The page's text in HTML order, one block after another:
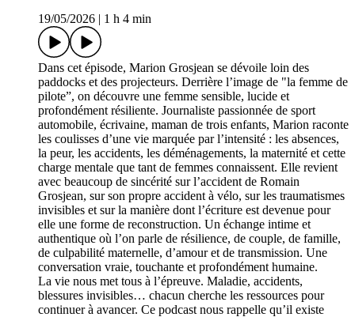
19/05/2026
1 h 4 min
Dans cet épisode, Marion Grosjean se dévoile loin des
paddocks et des projecteurs. Derrière l’image de "la femme de
pilote”, on découvre une femme sensible, lucide et
profondément résiliente. Journaliste passionnée de sport
automobile, écrivaine, maman de trois enfants, Marion raconte
les coulisses d’une vie marquée par l’intensité : les absences,
la peur, les accidents, les déménagements, la maternité et cette
charge mentale que tant de femmes connaissent. Elle revient
avec beaucoup de sincérité sur l’accident de Romain
Grosjean, sur son propre accident à vélo, sur les traumatismes
invisibles et sur la manière dont l’écriture est devenue pour
elle une forme de reconstruction. Un échange intime et
authentique où l’on parle de résilience, de couple, de famille,
de culpabilité maternelle, d’amour et de transmission. Une
conversation vraie, touchante et profondément humaine.
La vie nous met tous à l’épreuve. Maladie, accidents,
blessures invisibles… chacun cherche les ressources pour
continuer à avancer. Ce podcast nous rappelle qu’il existe